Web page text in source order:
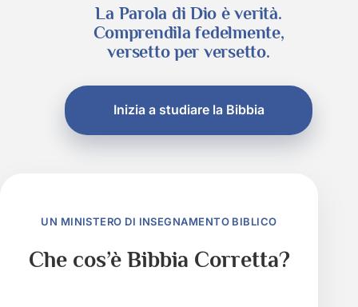
La Parola di Dio è verità.
Comprendila fedelmente,
versetto per versetto.
Inizia a studiare la Bibbia
UN MINISTERO DI INSEGNAMENTO BIBLICO
Che cos’è Bibbia Corretta?